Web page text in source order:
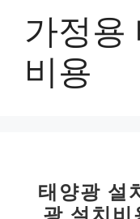
가정용
비용
태양광 설